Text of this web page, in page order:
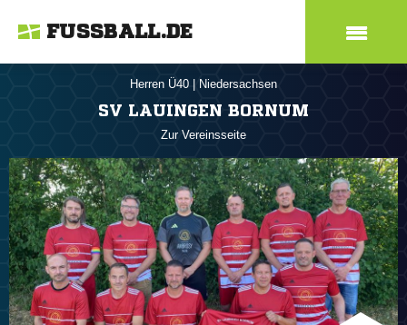
FUSSBALL.DE
Herren Ü40 Niedersachsen
SV LAUINGEN BORNUM
Zur Vereinsseite